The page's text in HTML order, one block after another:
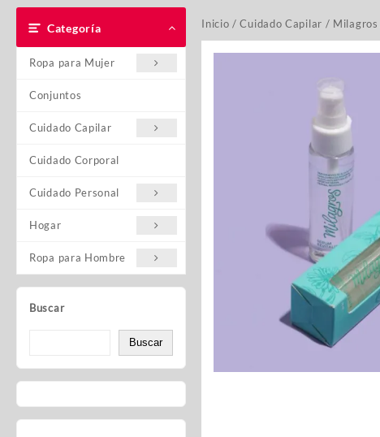
Categoría
Ropa para Mujer
Conjuntos
Cuidado Capilar
Cuidado Corporal
Cuidado Personal
Hogar
Ropa para Hombre
Buscar
Buscar
Inicio /Cuidado Capilar / Milagros